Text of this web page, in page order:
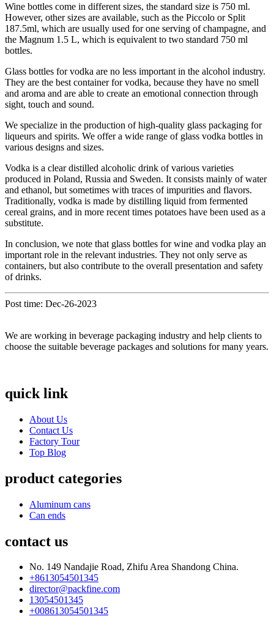
Wine bottles come in different sizes, the standard size is 750 ml.
However, other sizes are available, such as the Piccolo or Split
187.5ml, which are usually used for one serving of champagne, and
the Magnum 1.5 L, which is equivalent to two standard 750 ml
bottles.
Glass bottles for vodka are no less important in the alcohol industry.
They are the best container for vodka, because they have no smell
and aroma and are able to create an emotional connection through
sight, touch and sound.
We specialize in the production of high-quality glass packaging for
liqueurs and spirits. We offer a wide range of glass vodka bottles in
various designs and sizes.
Vodka is a clear distilled alcoholic drink of various varieties
produced in Poland, Russia and Sweden. It consists mainly of water
and ethanol, but sometimes with traces of impurities and flavors.
Traditionally, vodka is made by distilling liquid from fermented
cereal grains, and in more recent times potatoes have been used as a
substitute.
In conclusion, we note that glass bottles for wine and vodka play an
important role in the relevant industries. They not only serve as
containers, but also contribute to the overall presentation and safety
of drinks.
Post time: Dec-26-2023
We are working in beverage packaging industry and help clients to
choose the suitable beverage packages and solutions for many years.
quick link
About Us
Contact Us
Factory Tour
Top Blog
product categories
Aluminum cans
Can ends
contact us
No. 149 Nandajie Road, Zhifu Area Shandong China.
+8613054501345
director@packfine.com
13054501345
+008613054501345